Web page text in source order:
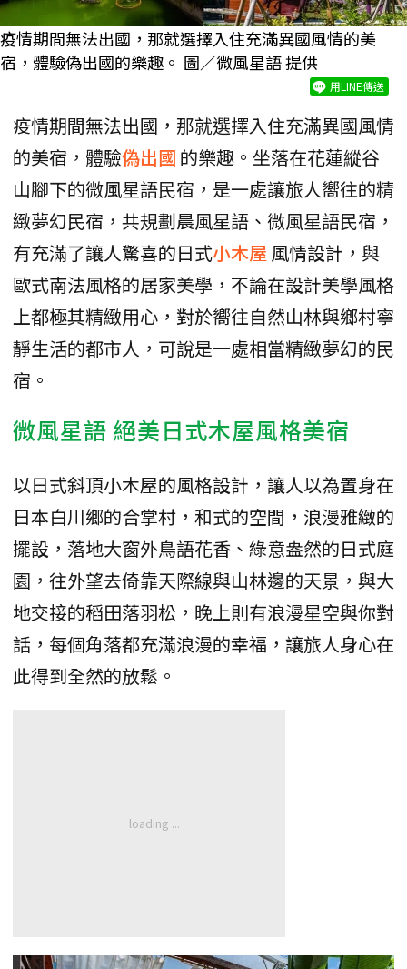
疫情期間無法出國，那就選擇入住充滿異國風情的美
宿，體驗偽出國的樂趣。 圖／微風星語 提供
用LINE傳送
疫情期間無法出國，那就選擇入住充滿異國風情
的美宿，體驗偽出國 的樂趣。坐落在花蓮縱谷
山腳下的微風星語民宿，是一處讓旅人嚮往的精
緻夢幻民宿，共規劃晨風星語、微風星語民宿，
有充滿了讓人驚喜的日式小木屋 風情設計，與
歐式南法風格的居家美學，不論在設計美學風格
上都極其精緻用心，對於嚮往自然山林與鄉村寧
靜生活的都市人，可說是一處相當精緻夢幻的民
宿。
微風星語 絕美日式木屋風格美宿
以日式斜頂小木屋的風格設計，讓人以為置身在
日本白川鄉的合掌村，和式的空間，浪漫雅緻的
擺設，落地大窗外鳥語花香、綠意盎然的日式庭
園，往外望去倚靠天際線與山林邊的天景，與大
地交接的稻田落羽松，晚上則有浪漫星空與你對
話，每個角落都充滿浪漫的幸福，讓旅人身心在
此得到全然的放鬆。